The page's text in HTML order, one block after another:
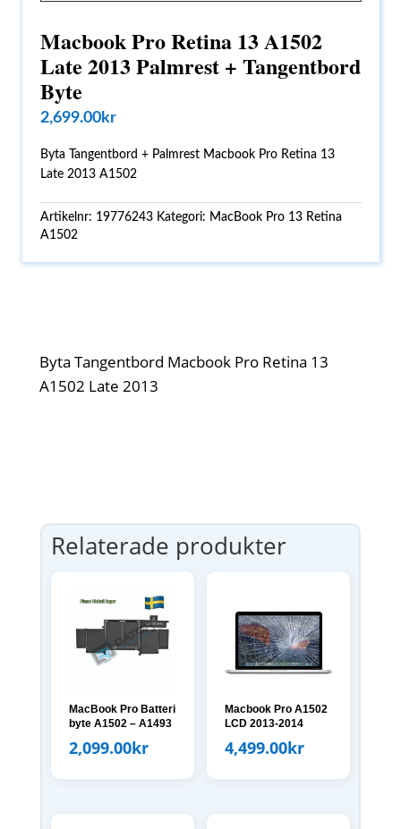
Macbook Pro Retina 13 A1502
Late 2013 Palmrest + Tangentbord
Byte
2,699.00kr
Byta Tangentbord + Palmrest Macbook Pro Retina 13
Late 2013 A1502
Artikelnr: 19776243 Kategori: MacBook Pro 13 Retina
A1502
Byta Tangentbord Macbook Pro Retina 13
A1502 Late 2013
Relaterade produkter
MacBook Pro Batteri
byte A1502 – A1493
2,099.00kr
Macbook Pro A1502
LCD 2013-2014
4,499.00kr